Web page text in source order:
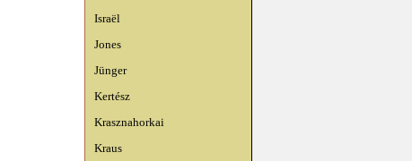
Israël
Jones
Jünger
Kertész
Krasznahorkai
Kraus